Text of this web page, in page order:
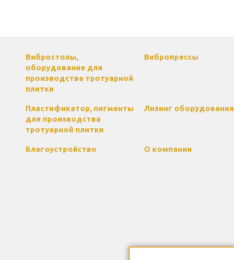
Вибростолы,
оборудование для
производства тротуарной
плитки
Вибропрессы
Пластификатор, пигменты
для производства
тротуарной плитки
Лизинг оборудования
Благоустройство О компании